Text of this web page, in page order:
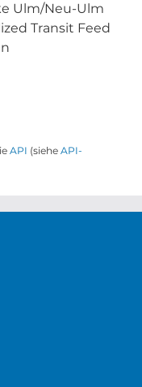
Ulm/Neu-Ulm
Transit Feed
API (siehe API-